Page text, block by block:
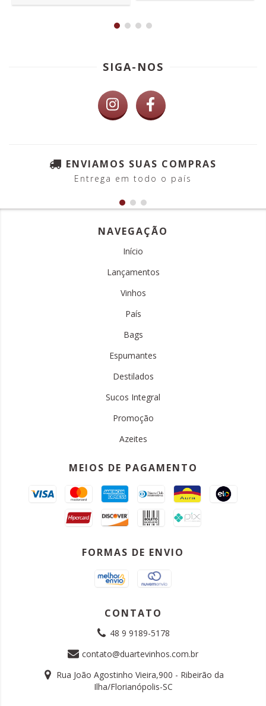
SIGA-NOS
ENVIAMOS SUAS COMPRAS
Entrega em todo o país
NAVEGAÇÃO
Início
Lançamentos
Vinhos
País
Bags
Espumantes
Destilados
Sucos Integral
Promoção
Azeites
MEIOS DE PAGAMENTO
FORMAS DE ENVIO
CONTATO
48 9 9189-5178
contato@duartevinhos.com.br
Rua João Agostinho Vieira,900 - Ribeirão da
Ilha/Florianópolis-SC